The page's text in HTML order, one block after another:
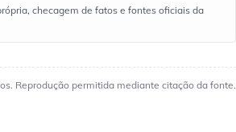
checagem de fatos e fontes oficiais da
Reprodução permitida mediante citação da fonte.